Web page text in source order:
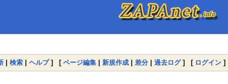
| 検索 | ヘルプ] [ ページ編集 | 新規作成 | 差分 | 過去ログ] [ ログイン ]